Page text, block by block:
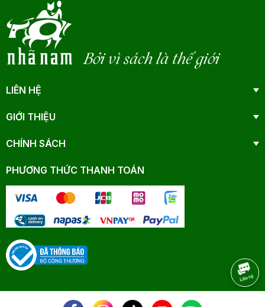
Bởi vì sách là thế giới
LIÊN HỆ
GIỚI THIỆU
CHÍNH SÁCH
PHƯƠNG THỨC THANH TOÁN